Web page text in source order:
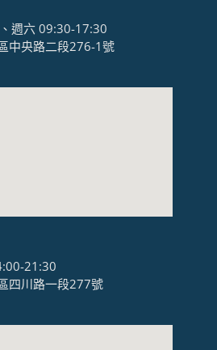
週六 09:30-17:30
中央路二段276-1號
21:30
四川路一段277號